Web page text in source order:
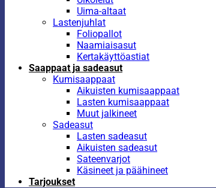
Uima-altaat
Lastenjuhlat
Foliopallot
Naamiaisasut
Kertakäyttöastiat
Saappaat ja sadeasut
Kumisaappaat
Aikuisten kumisaappaat
Lasten kumisaappaat
Muut jalkineet
Sadeasut
Lasten sadeasut
Aikuisten sadeasut
Sateenvarjot
Käsineet ja päähineet
Tarjoukset